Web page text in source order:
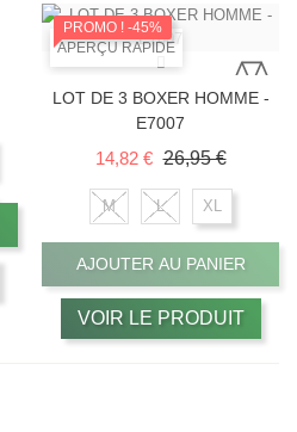
APERÇU RAPIDE
PROMO ! -45%
LOT DE 3 BOXER HOMME -
E7007
14,82 € Prix de base
26,95 €Prix
M L XL
AJOUTER AU PANIER
VOIR LE PRODUIT